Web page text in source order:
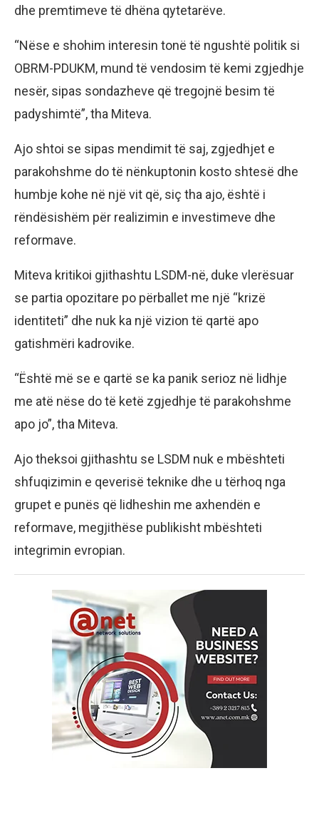
dhe premtimeve të dhëna qytetarëve.
“Nëse e shohim interesin tonë të ngushtë politik si
OBRM-PDUKM, mund të vendosim të kemi zgjedhje
nesër, sipas sondazheve që tregojnë besim të
padyshimtë”, tha Miteva.
Ajo shtoi se sipas mendimit të saj, zgjedhjet e
parakohshme do të nënkuptonin kosto shtesë dhe
humbje kohe në një vit që, siç tha ajo, është i
rëndësishëm për realizimin e investimeve dhe
reformave.
Miteva kritikoi gjithashtu LSDM-në, duke vlerësuar
se partia opozitare po përballet me një “krizë
identiteti” dhe nuk ka një vizion të qartë apo
gatishmëri kadrovike.
“Është më se e qartë se ka panik serioz në lidhje
me atë nëse do të ketë zgjedhje të parakohshme
apo jo”, tha Miteva.
Ajo theksoi gjithashtu se LSDM nuk e mbështeti
shfuqizimin e qeverisë teknike dhe u tërhoq nga
grupet e punës që lidheshin me axhendën e
reformave, megjithëse publikisht mbështeti
integrimin evropian.